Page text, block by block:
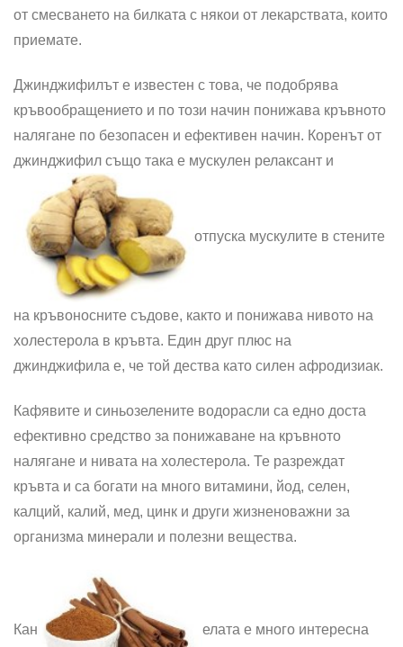
от смесването на билката с някои от лекарствата, които
приемате.
Джинджифилът е известен с това, че подобрява
кръвообращението и по този начин понижава кръвното
налягане по безопасен и ефективен начин. Коренът от
джинджифил също така е мускулен релаксант и
отпуска мускулите в стените
на кръвоносните съдове, както и понижава нивото на
холестерола в кръвта. Един друг плюс на
джинджифила е, че той дества като силен афродизиак.
Кафявите и синьозелените водорасли са едно доста
ефективно средство за понижаване на кръвното
налягане и нивата на холестерола. Те разреждат
кръвта и са богати на много витамини, йод, селен,
калций, калий, мед, цинк и други жизненоважни за
организма минерали и полезни вещества.
Кан елата е много интересна